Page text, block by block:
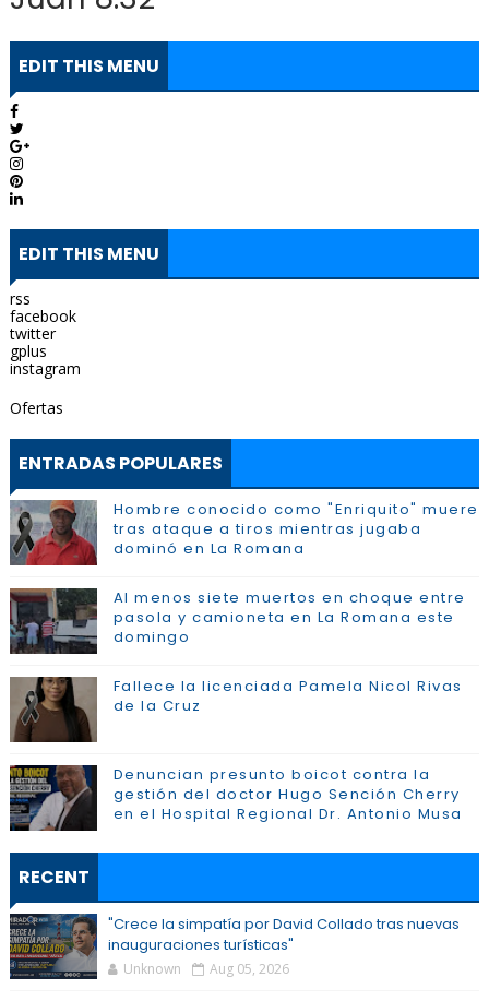
EDIT THIS MENU
EDIT THIS MENU
rss
facebook
twitter
gplus
instagram
Ofertas
ENTRADAS POPULARES
Hombre conocido como "Enriquito" muere
tras ataque a tiros mientras jugaba
dominó en La Romana
Al menos siete muertos en choque entre
pasola y camioneta en La Romana este
domingo
Fallece la licenciada Pamela Nicol Rivas
de la Cruz
Denuncian presunto boicot contra la
gestión del doctor Hugo Sención Cherry
en el Hospital Regional Dr. Antonio Musa
RECENT
"Crece la simpatía por David Collado tras nuevas
inauguraciones turísticas"
Unknown Aug 05, 2026